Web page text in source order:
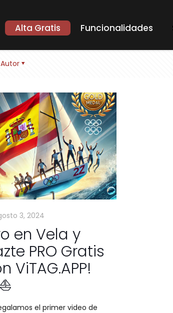
Alta Gratis Funcionalidades
Autor
3, 2024
en Vela y
PRO Gratis
ViTAG.APP!
el primer video de